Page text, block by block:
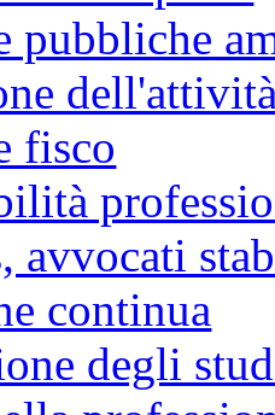
pubbliche
fisco
avvocati
continua
degli